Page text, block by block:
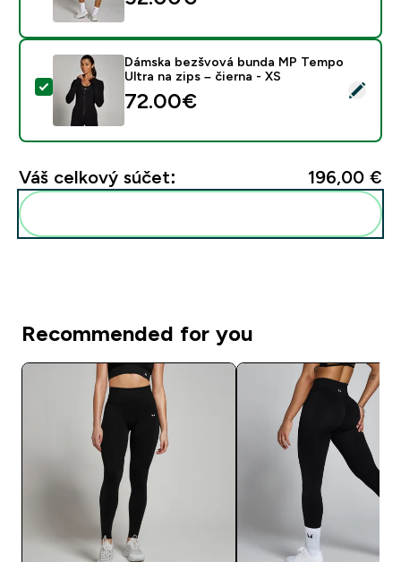
Vybrať tento produkt - Dámska bezšvová bunda MP
Dámska bezšvová bunda MP Tempo
Ultra na zips – čierna - XS
72.00€‎
Váš celkový súčet: 196,00 €‎
Recommended for you